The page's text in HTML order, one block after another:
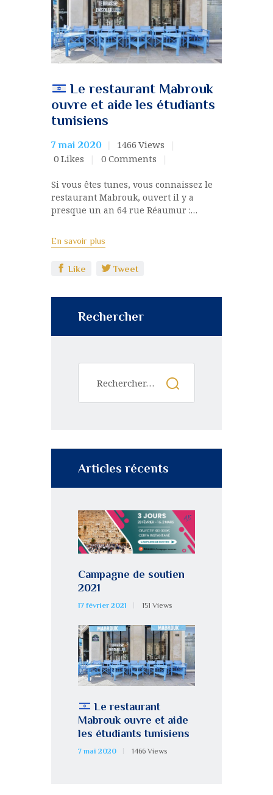
Le restaurant Mabrouk
ouvre et aide les étudiants
tunisiens
7 mai 2020 1466 Views
0 Likes 0 Comments
Si vous êtes tunes, vous connaissez le
restaurant Mabrouk, ouvert il y a
presque un an 64 rue Réaumur :…
En savoir plus
Like Tweet
Rechercher
Articles récents
Campagne de soutien
2021
17 février 2021 151 Views
Le restaurant
Mabrouk ouvre et aide
les étudiants tunisiens
7 mai 2020 1466 Views